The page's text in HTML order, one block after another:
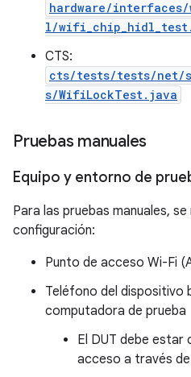
hardware/
l/
CTS:
cts/tests/tests/
s/WifiLockTest.java
Pruebas manuales
Equipo y entorno de
Para las pruebas manuales,
configuración:
Punto de acceso Wi-Fi
Teléfono del dispositivo
computadora de prueba
El DUT debe estar
acceso a través